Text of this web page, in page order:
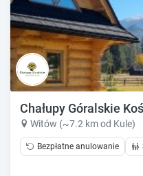
Chałupy Góralskie
Witów (~7.2 km od Kule)
Bezpłatne anulowanie